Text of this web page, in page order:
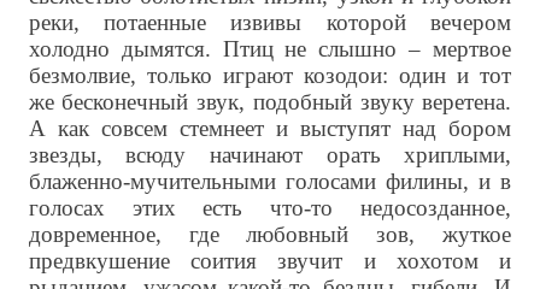
реки, потаенные извивы которой вечером
холодно дымятся. Птиц не слышно – мертвое
безмолвие, только играют козодои: один и тот
же бесконечный звук, подобный звуку веретена.
А как совсем стемнеет и выступят над бором
звезды, всюду начинают орать хриплыми,
блаженно-мучительными голосами филины, и в
голосах этих есть что-то недосозданное,
довременное, где любовный зов, жуткое
предвкушение соития звучит и хохотом и